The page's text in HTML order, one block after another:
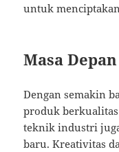
untuk
Masa
Dengan semakin
produk
teknik industri
baru. Kreativitas